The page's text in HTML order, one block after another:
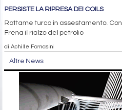
PERSISTE LA RIPRESA DEI COILS
Rottame turco in assestamento.
Frena il rialzo del petrolio
di Achille Fornasini
Altre News